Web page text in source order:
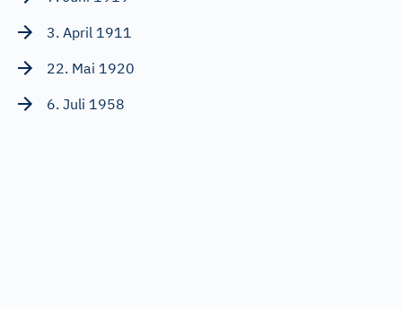
3. April 1911
22. Mai 1920
6. Juli 1958